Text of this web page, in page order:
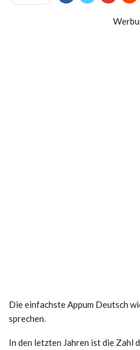
Die einfachste Appum Deutsch
sprechen.
In den letzten Jahren ist die Zahl